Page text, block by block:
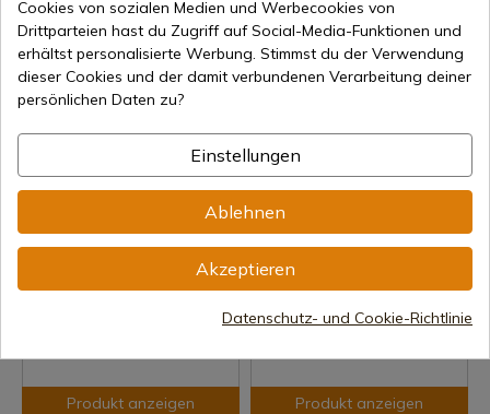
Produkt anzeigen
REF: 39101
Tasche. 15 Liter
12,35 €
Produkt anzeigen
REF: 34886-BPH
schwarzer Python-Camo
7-15 Tage Versand
16,50 €
Produkt anzeigen Produkt anzeigen
Cookies von sozialen Medien und Werbecookies von
Drittparteien hast du Zugriff auf Social-Media-Funktionen und
erhältst personalisierte Werbung. Stimmst du der Verwendung
dieser Cookies und der damit verbundenen Verarbeitung deiner
persönlichen Daten zu?
Einstellungen
Ablehnen
Akzeptieren
Datenschutz- und Cookie-Richtlinie